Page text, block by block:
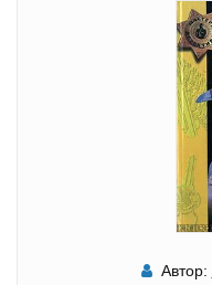
Автор: